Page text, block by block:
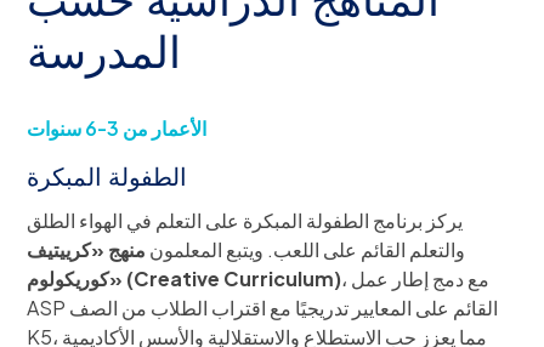
المدرسة
الأعمار من 3-6 سنوات
الطفولة المبكرة
يركز برنامج الطفولة المبكرة على التعلم في الهواء الطلق
والتعلم القائم على اللعب. ويتبع المعلمون منهج «كرييتيف
كوريكولوم» (Creative Curriculum)، مع دمج إطار عمل
ASP القائم على المعايير تدريجيًا مع اقتراب الطلاب من الصف
K5، مما يعزز حب الاستطلاع والاستقلالية والأسس الأكاديمية